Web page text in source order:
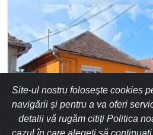
Iordache
0745633772
Site-ul nostru foloseşte cookies
navigării şi pentru a va oferi
detalii vă rugăm citiți Politica
cazul în care alegeți să